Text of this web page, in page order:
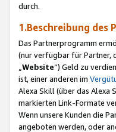
durch.
1.Beschreibung
Das Partnerprogramm
(nur verfügbar für Partner,
Website“) Geld zu
ist, einer anderen im
Alexa Skill (über das Alexa
markierten Link-Formate
Wenn unsere Kunden die
angeboten werden, oder